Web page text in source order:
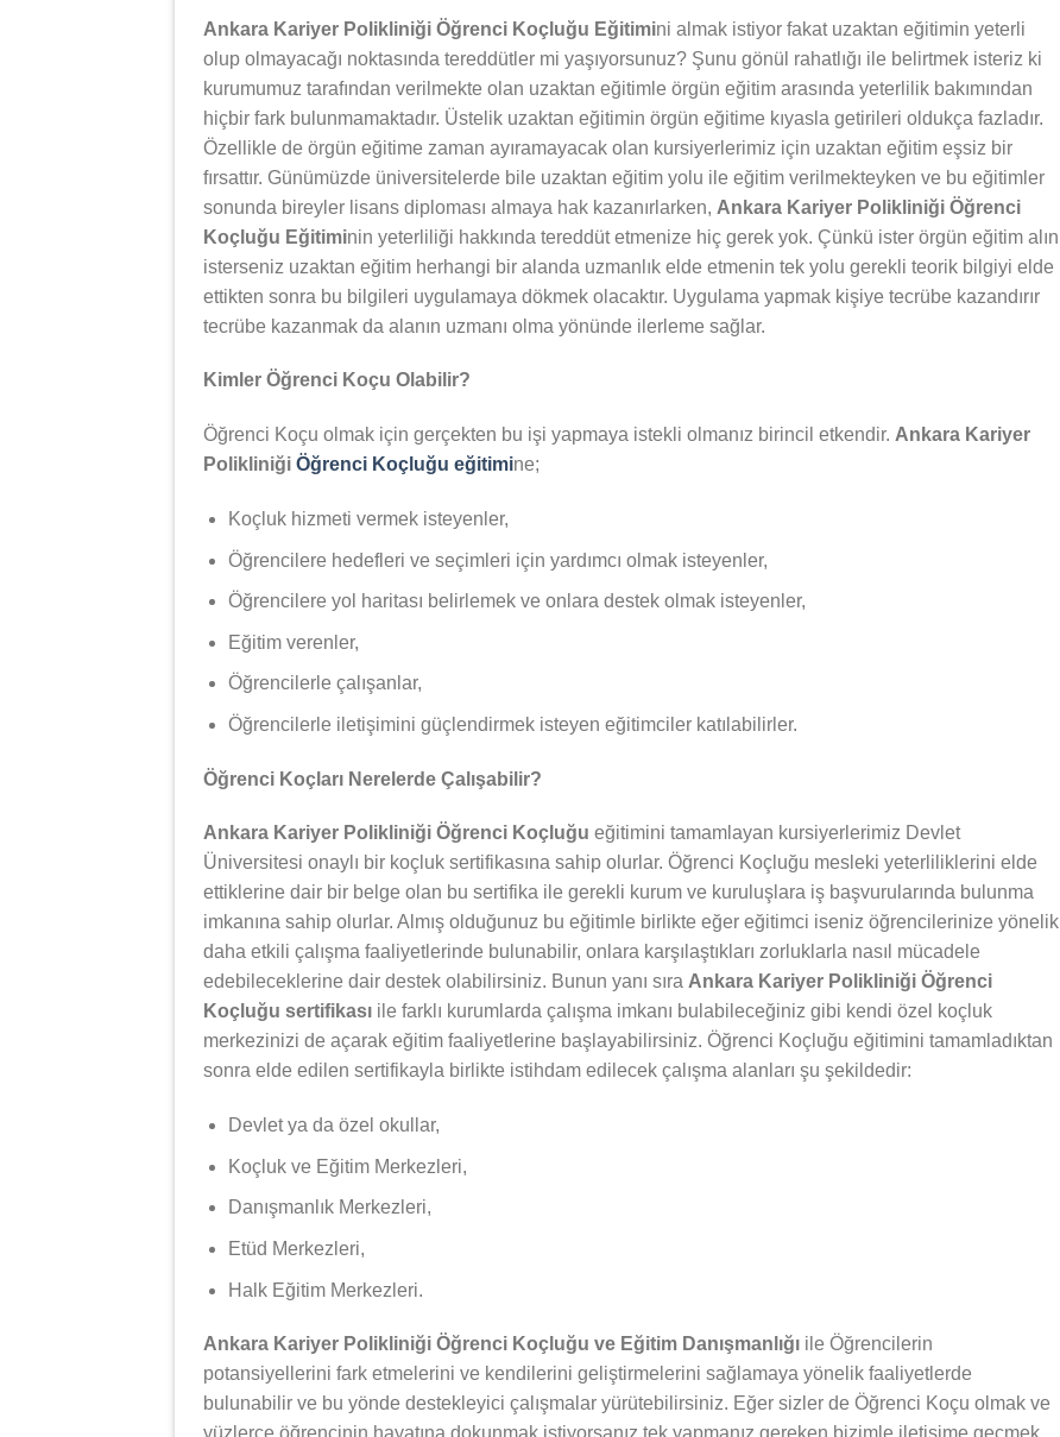
Ankara Kariyer Polikliniği Öğrenci Koçluğu Eğitimini almak istiyor fakat uzaktan eğitimin yeterli
olup olmayacağı noktasında tereddütler mi yaşıyorsunuz? Şunu gönül rahatlığı ile belirtmek isteriz ki
kurumumuz tarafından verilmekte olan uzaktan eğitimle örgün eğitim arasında yeterlilik bakımından
hiçbir fark bulunmamaktadır. Üstelik uzaktan eğitimin örgün eğitime kıyasla getirileri oldukça fazladır.
Özellikle de örgün eğitime zaman ayıramayacak olan kursiyerlerimiz için uzaktan eğitim eşsiz bir
fırsattır. Günümüzde üniversitelerde bile uzaktan eğitim yolu ile eğitim verilmekteyken ve bu eğitimler
sonunda bireyler lisans diploması almaya hak kazanırlarken, Ankara Kariyer Polikliniği Öğrenci
Koçluğu Eğitiminin yeterliliği hakkında tereddüt etmenize hiç gerek yok. Çünkü ister örgün eğitim alın
isterseniz uzaktan eğitim herhangi bir alanda uzmanlık elde etmenin tek yolu gerekli teorik bilgiyi elde
ettikten sonra bu bilgileri uygulamaya dökmek olacaktır. Uygulama yapmak kişiye tecrübe kazandırır
tecrübe kazanmak da alanın uzmanı olma yönünde ilerleme sağlar.
Kimler Öğrenci Koçu Olabilir?
Öğrenci Koçu olmak için gerçekten bu işi yapmaya istekli olmanız birincil etkendir. Ankara Kariyer
Polikliniği Öğrenci Koçluğu eğitimine;
Koçluk hizmeti vermek isteyenler,
Öğrencilere hedefleri ve seçimleri için yardımcı olmak isteyenler,
Öğrencilere yol haritası belirlemek ve onlara destek olmak isteyenler,
Eğitim verenler,
Öğrencilerle çalışanlar,
Öğrencilerle iletişimini güçlendirmek isteyen eğitimciler katılabilirler.
Öğrenci Koçları Nerelerde Çalışabilir?
Ankara Kariyer Polikliniği Öğrenci Koçluğu eğitimini tamamlayan kursiyerlerimiz Devlet
Üniversitesi onaylı bir koçluk sertifikasına sahip olurlar. Öğrenci Koçluğu mesleki yeterliliklerini elde
ettiklerine dair bir belge olan bu sertifika ile gerekli kurum ve kuruluşlara iş başvurularında bulunma
imkanına sahip olurlar. Almış olduğunuz bu eğitimle birlikte eğer eğitimci iseniz öğrencilerinize yönelik
daha etkili çalışma faaliyetlerinde bulunabilir, onlara karşılaştıkları zorluklarla nasıl mücadele
edebileceklerine dair destek olabilirsiniz. Bunun yanı sıra Ankara Kariyer Polikliniği Öğrenci
Koçluğu sertifikası ile farklı kurumlarda çalışma imkanı bulabileceğiniz gibi kendi özel koçluk
merkezinizi de açarak eğitim faaliyetlerine başlayabilirsiniz. Öğrenci Koçluğu eğitimini tamamladıktan
sonra elde edilen sertifikayla birlikte istihdam edilecek çalışma alanları şu şekildedir:
Devlet ya da özel okullar,
Koçluk ve Eğitim Merkezleri,
Danışmanlık Merkezleri,
Etüd Merkezleri,
Halk Eğitim Merkezleri.
Ankara Kariyer Polikliniği Öğrenci Koçluğu ve Eğitim Danışmanlığı ile Öğrencilerin
potansiyellerini fark etmelerini ve kendilerini geliştirmelerini sağlamaya yönelik faaliyetlerde
bulunabilir ve bu yönde destekleyici çalışmalar yürütebilirsiniz. Eğer sizler de Öğrenci Koçu olmak ve